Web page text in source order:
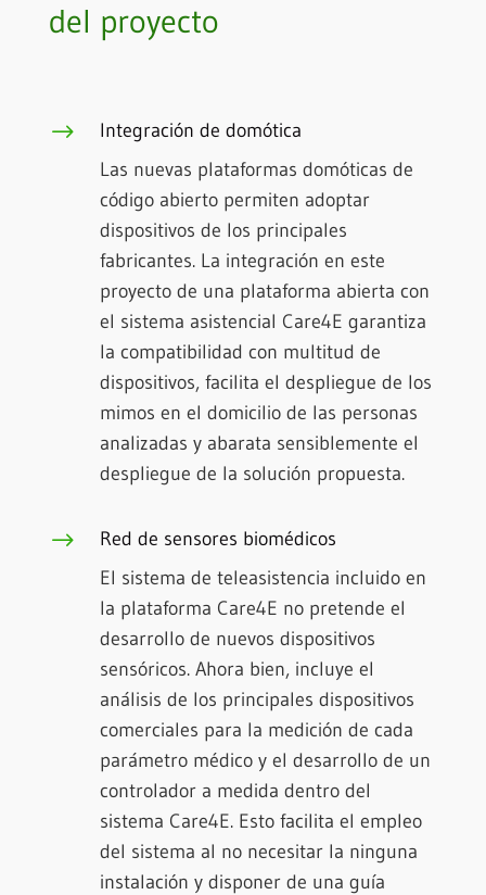
del proyecto
$
Integración de domótica
Las nuevas plataformas domóticas de
código abierto permiten adoptar
dispositivos de los principales
fabricantes. La integración en este
proyecto de una plataforma abierta con
el sistema asistencial Care4E garantiza
la compatibilidad con multitud de
dispositivos, facilita el despliegue de los
mimos en el domicilio de las personas
analizadas y abarata sensiblemente el
despliegue de la solución propuesta.
$
Red de sensores biomédicos
El sistema de teleasistencia incluido en
la plataforma Care4E no pretende el
desarrollo de nuevos dispositivos
sensóricos. Ahora bien, incluye el
análisis de los principales dispositivos
comerciales para la medición de cada
parámetro médico y el desarrollo de un
controlador a medida dentro del
sistema Care4E. Esto facilita el empleo
del sistema al no necesitar la ninguna
instalación y disponer de una guía